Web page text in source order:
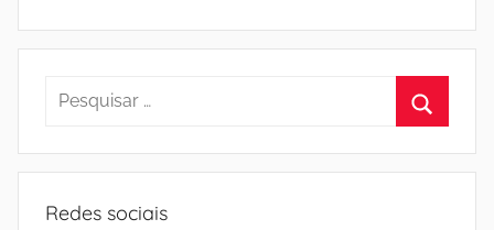
Pesquisar
Redes sociais